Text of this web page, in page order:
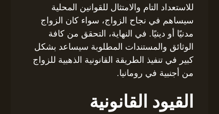
للاستعداد التام والامتثال للقوانين المحلية
سيساهم في نجاح الزواج، سواء كان الزواج
مدنيًا أو دينيًا. في النهاية، التحقق من كافة
الوثائق والمستندات المطلوبة سيساعد بشكل
كبير في تنفيذ الطريقة القانونية الذهبية للزواج
من أجنبية في رومانيا.
القيود القانونية